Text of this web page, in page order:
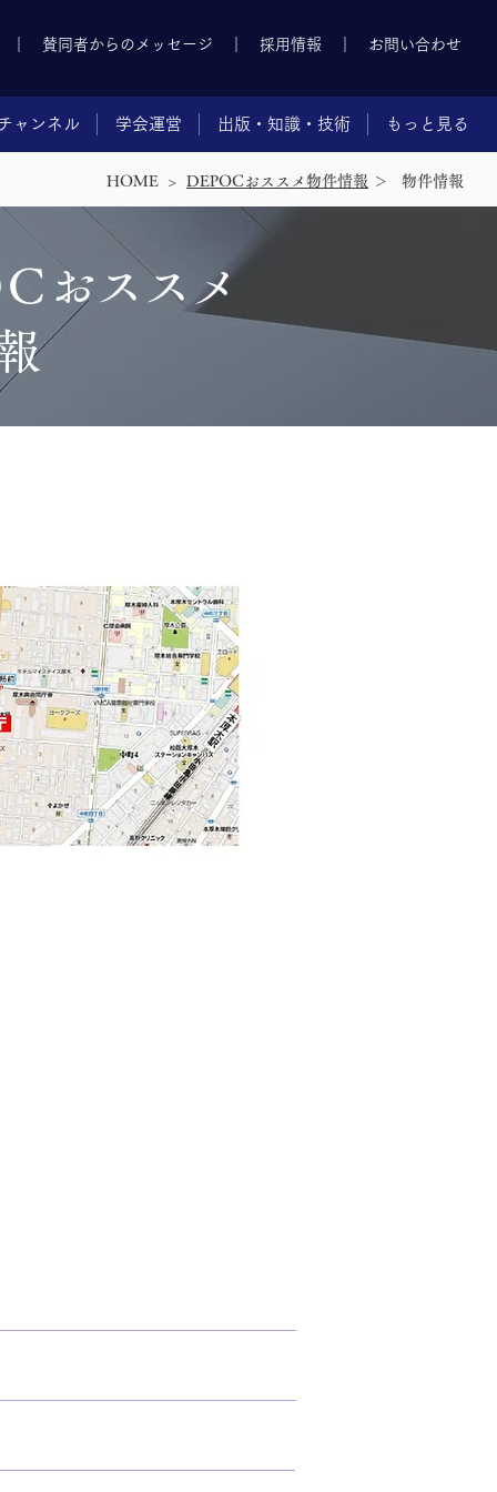
賛同者からのメッセージ 採用情報 お問い合わせ
ャンネル 学会運営 出版・知識・技術 もっと見る
HOME > DEPOCおススメ物件情報 ＞ ​物件情報
C おススメ